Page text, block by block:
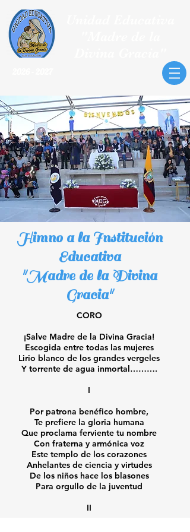
Himno a la Institución
Educativa
"Madre de la Divina
Gracia"
CORO
¡Salve Madre de la Divina Gracia!
Escogida entre todas las mujeres
Lirio blanco de los grandes vergeles
Y torrente de agua inmortal……….
I
Por patrona benéfico hombre,
Te prefiere la gloria humana
Que proclama ferviente tu nombre
Con fraterna y armónica voz
Este templo de los corazones
Anhelantes de ciencia y virtudes
De los niños hace los blasones
Para orgullo de la juventud
II